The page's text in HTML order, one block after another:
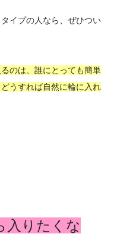
イプの人なら、ぜひつい
のは、誰にとっても簡単
うすれば自然に輪に入れ
入りたくな